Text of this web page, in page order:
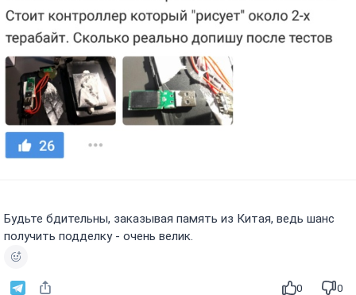
Будьте бдительны, заказывая память из Китая, ведь шанс
получить подделку - очень велик.
0 0